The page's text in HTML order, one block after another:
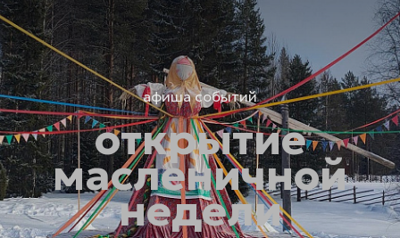
афиша событий
открытие
масленичной
недели